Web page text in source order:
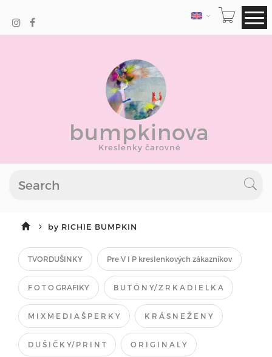
LANGUAGE
bumpkinova
Kreslenky čarovné
by RICHIE BUMPKIN
TVORDUŠINKY Pre V I P kreslenkových zákazníkov
F O T O GRAFIKY B U T Ó N Y/ Z R K A D I E L K A
M I X M E D I A Š P E R K Y K R Á S N E Ž E N Y
D U Š I Č K Y/ P R I N T O R I G I N A L Y